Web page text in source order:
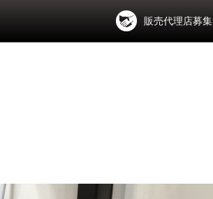
販売代理店募集